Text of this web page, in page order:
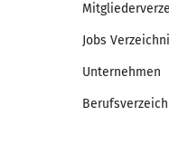
Jobs
Unternehmen